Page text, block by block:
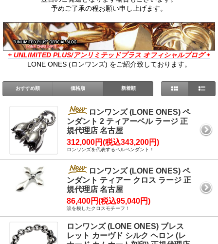
予めご了承の程お願い申し上げます。
+ UNLIMITED PLUS/アンリミテッドプラス オフィシャルブログ +
LONE ONES (ロンワンズ) をご紹介致しております。
おすすめ順 価格順 新着順
ロンワンズ (LONE ONES) ペ
ンダント 2 ティアーベル ラージ 正
規代理店 名古屋
312,000円(税込343,200円)
ロンワンズを代表するベルペンダント！
ロンワンズ (LONE ONES) ペ
ンダント ティアー クロス ラージ 正
規代理店 名古屋
86,400円(税込95,040円)
涙を模したクロスモチーフ！
ロンワンズ (LONE ONES) ブレス
レット カーヴド シルク ヘロン (レ